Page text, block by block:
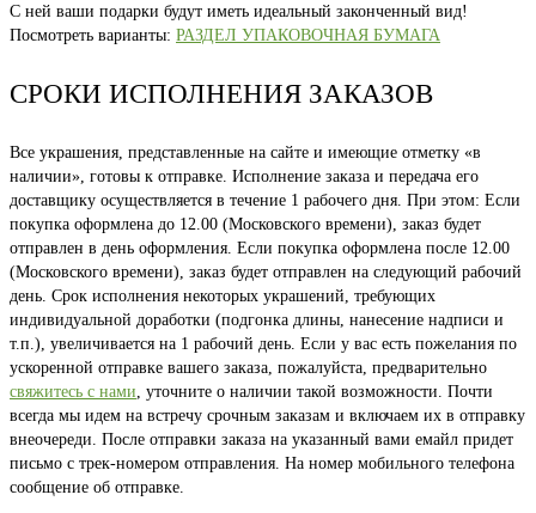
С ней ваши подарки будут иметь идеальный законченный вид!
Посмотреть варианты: РАЗДЕЛ УПАКОВОЧНАЯ БУМАГА
СРОКИ ИСПОЛНЕНИЯ ЗАКАЗОВ
Все украшения, представленные на сайте и имеющие отметку «в
наличии», готовы к отправке. Исполнение заказа и передача его
доставщику осуществляется в течение 1 рабочего дня. При этом: Если
покупка оформлена до 12.00 (Московского времени), заказ будет
отправлен в день оформления. Если покупка оформлена после 12.00
(Московского времени), заказ будет отправлен на следующий рабочий
день. Срок исполнения некоторых украшений, требующих
индивидуальной доработки (подгонка длины, нанесение надписи и
т.п.), увеличивается на 1 рабочий день. Если у вас есть пожелания по
ускоренной отправке вашего заказа, пожалуйста, предварительно
свяжитесь с нами, уточните о наличии такой возможности. Почти
всегда мы идем на встречу срочным заказам и включаем их в отправку
внеочереди. После отправки заказа на указанный вами емайл придет
письмо с трек-номером отправления. На номер мобильного телефона
сообщение об отправке.